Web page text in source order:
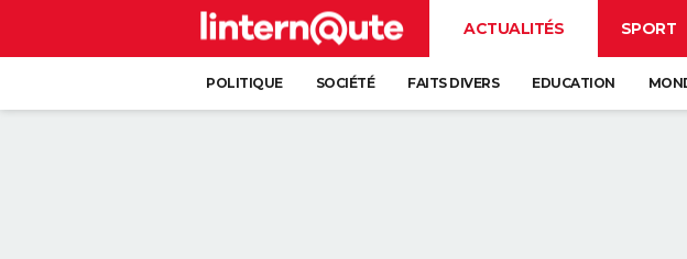
ACTUALITÉS SPORT
POLITIQUE SOCIÉTÉ FAITS DIVERS EDUCATION